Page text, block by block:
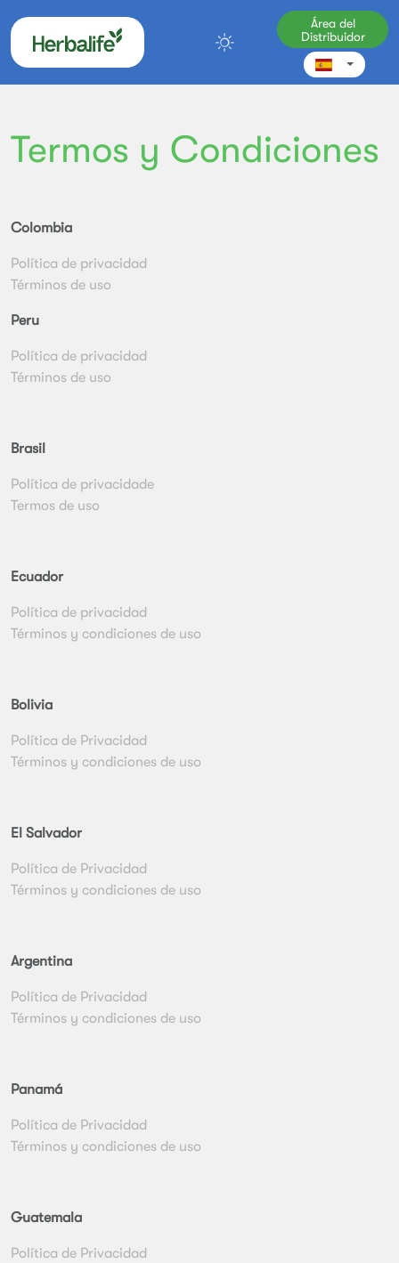
Área del
Distribuidor
Termos y Condiciones
Colombia
Política de privacidad
Términos de uso
Peru
Política de privacidad
Términos de uso
Brasil
Política de privacidade
Termos de uso
Ecuador
Política de privacidad
Términos y condiciones de uso
Bolivia
Política de Privacidad
Términos y condiciones de uso
El Salvador
Política de Privacidad
Términos y condiciones de uso
Argentina
Política de Privacidad
Términos y condiciones de uso
Panamá
Política de Privacidad
Términos y condiciones de uso
Guatemala
Política de Privacidad